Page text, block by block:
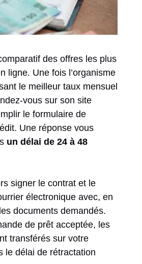
des offres les plus
ligne. Une fois l’organisme
le meilleur taux mensuel
vous sur son site
le formulaire de
Une réponse vous
un délai de 24 à 48
signer le contrat et le
électronique avec, en
documents demandés.
de prêt acceptée, les
transférés sur votre
le délai de rétractation